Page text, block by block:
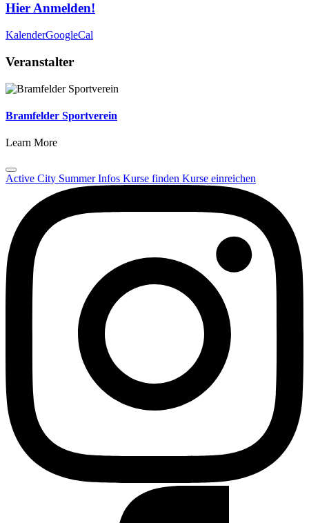
Hier Anmelden!
KalenderGoogleCal
Veranstalter
Bramfelder Sportverein
Learn More
Active City SummerInfos Kurse finden Kurse einreichen